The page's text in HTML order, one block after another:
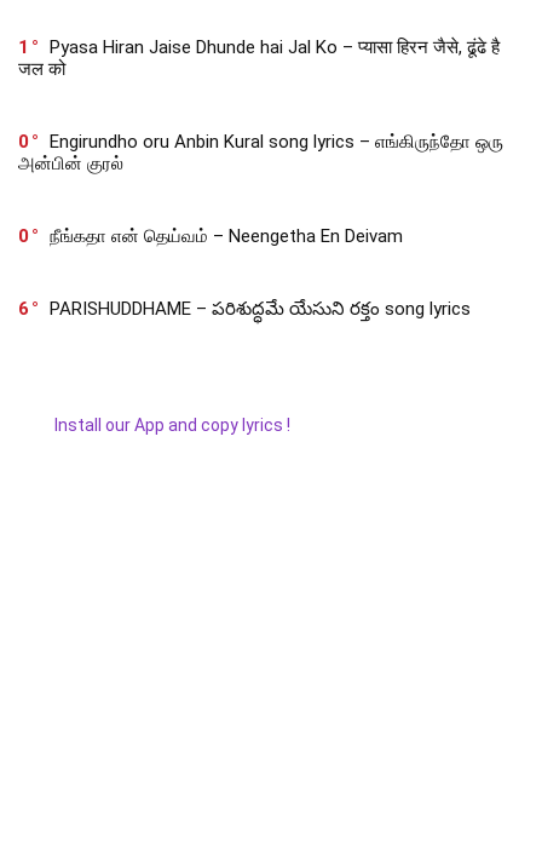
1
Pyasa Hiran Jaise Dhunde hai Jal Ko – प्यासा हिरन जैसे, ढूंढे है
जल को
0
Engirundho oru Anbin Kural song lyrics – எங்கிருந்தோ ஒரு
அன்பின் குரல்
0 நீங்கதா என் தெய்வம் – Neengetha En Deivam
6 PARISHUDDHAME – పరిశుద్ధమే యేసుని రక్తం song lyrics
Install our App and copy lyrics !